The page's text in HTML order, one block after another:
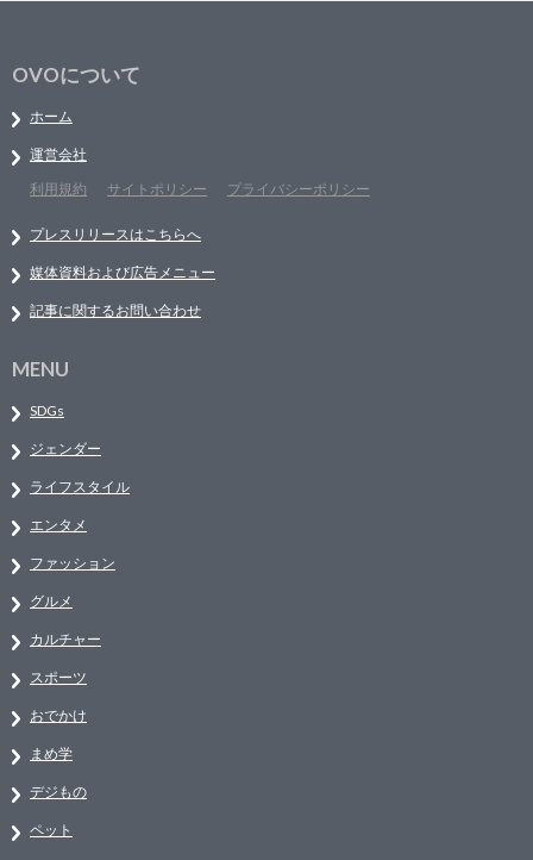
OVOについて
ホーム
運営会社
利用規約
サイトポリシー プライバシーポリシー
プレスリリースはこちらへ
媒体資料および広告メニュー
記事に関するお問い合わせ
MENU
SDGs
ジェンダー
ライフスタイル
エンタメ
ファッション
グルメ
カルチャー
スポーツ
おでかけ
まめ学
デジもの
ペット